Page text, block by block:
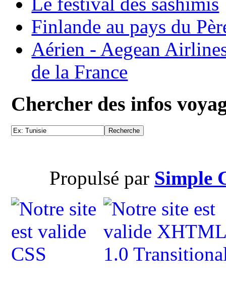
Finlande au pays du
Aérien - Aegean
de la France
Chercher des infos
Propulsé par Simple